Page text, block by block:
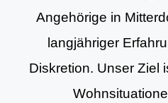
Angehörige in
langjähriger
Diskretion. Unser Ziel